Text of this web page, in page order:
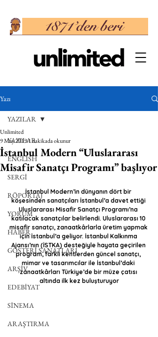
Yazı
YAZILAR
ENGLISH
SERGİ
RÖPORTAJ
YORUM
HABER
GÖSTERİ SANATLARI
ARŞİV
EDEBİYAT
SİNEMA
ARAŞTIRMA
YAZILAR
İstanbul Modern “Uluslararası
Misafir Sanatçı Programı” başlıyor
Unlimited
9 May 20191 dakikada okunur
İstanbul Modern’in dünyanın dört bir
köşesinden sanatçıları İstanbul’a davet ettiği
Uluslararası Misafir Sanatçı Programı’na
katılacak sanatçılar belirlendi. Uluslararası 10
misafir sanatçı, zanaatkârlarla üretim yapmak
için İstanbul’a geliyor. İstanbul Kalkınma
Ajansı’nın (İSTKA) desteğiyle hayata geçirilen
program, farklı kentlerden güncel sanatçı,
mimar ve tasarımcılar ile İstanbul’daki
zanaatkârları Türkiye’de bir müze çatısı
altında ilk kez buluşturuyor